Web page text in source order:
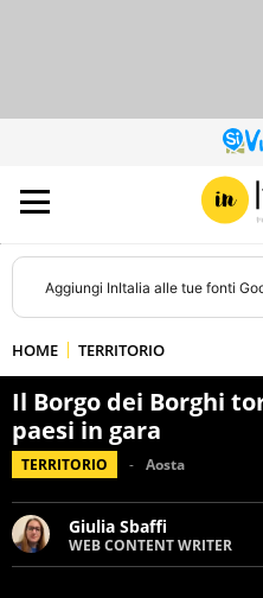
Aggiungi InItalia alle tue fonti
HOME TERRITORIO
Il Borgo dei Borghi
paesi in gara
TERRITORIO Aosta
Giulia Sbaffi
WEB CONTENT WRITER
Web content writer